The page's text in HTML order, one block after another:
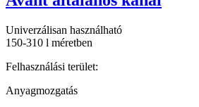
Univerzálisan használható
150-310 l méretben
Felhasználási terület:
Anyagmozgatás